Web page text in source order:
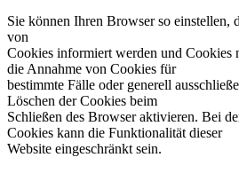
Sie können Ihren Browser so einstellen,
von
Cookies informiert werden und Cookies
die Annahme von Cookies für
bestimmte Fälle oder generell
Löschen der Cookies beim
Schließen des Browser aktivieren. Bei
Cookies kann die Funktionalität dieser
Website eingeschränkt sein.